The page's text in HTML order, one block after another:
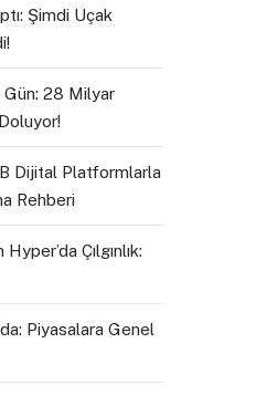
Şimdi Uçak
28 Milyar
Dijital Platformlarla
Rehberi
Çılgınlık:
Piyasalara Genel